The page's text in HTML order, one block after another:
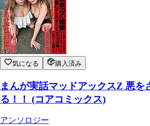
気になる 購入済み
まんが実話マッドアックスZ 悪を
る！！ (コアコミックス)
アンソロジー